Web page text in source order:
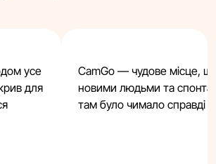
усе
для
CamGo — чудове місце,
новими людьми та
там було чимало справді